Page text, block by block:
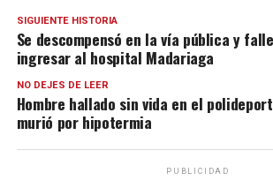
SIGUIENTE HISTORIA
Se descompensó en la vía pública y
ingresar al hospital Madariaga
NO DEJES DE LEER
Hombre hallado sin vida en el
murió por hipotermia
PUBLICIDAD